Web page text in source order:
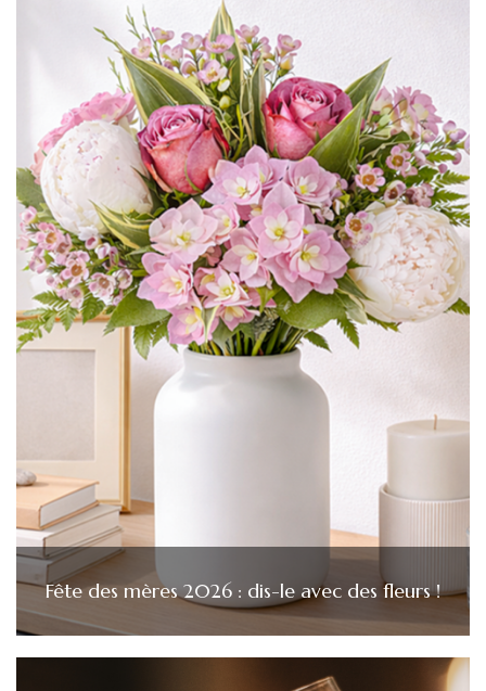
Fête des mères 2026 : dis-le avec des fleurs !